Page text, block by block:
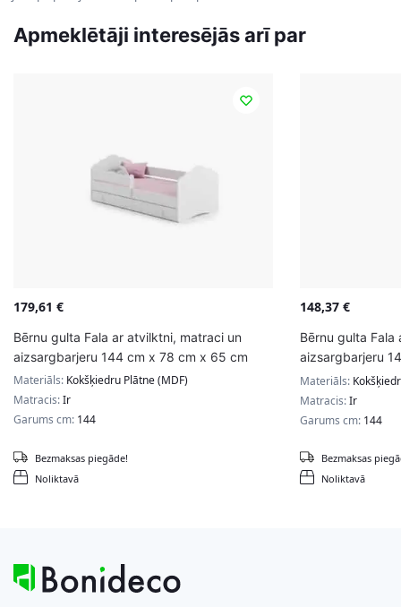
Apmeklētāji interesējās arī par
179,61 €
Bērnu gulta Fala ar atvilktni, matraci un
aizsargbarjeru 144 cm x 78 cm x 65 cm
Materiāls: Kokšķiedru Plātne (MDF)
Matracis:Ir
Garums cm: 144
Noliktavā
Bezmaksas piegāde!
148,37 €
Bērnu gulta Fala
aizsargbarjeru
princese ar
Materiāls:
Matracis:Ir
Garums cm: 144
Noliktavā
Bezmaksas